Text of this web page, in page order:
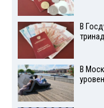
В
В